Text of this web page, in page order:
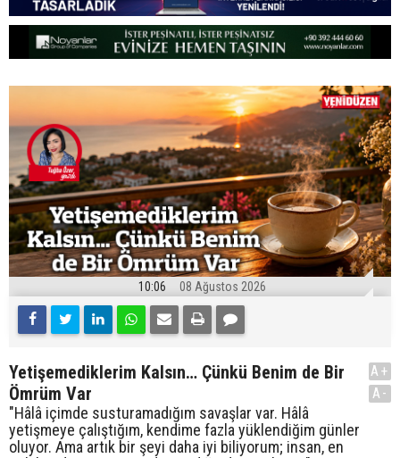
10:06 08 Ağustos 2026
Yetişemediklerim Kalsın… Çünkü Benim de Bir
Ömrüm Var
"Hâlâ içimde susturamadığım savaşlar var. Hâlâ
yetişmeye çalıştığım, kendime fazla yüklendiğim günler
oluyor. Ama artık bir şeyi daha iyi biliyorum; insan, en
A+
A-